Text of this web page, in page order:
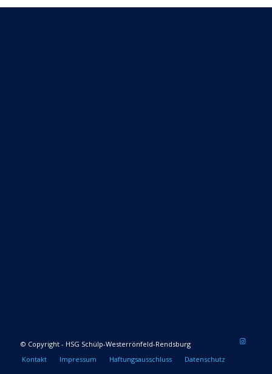
© Copyright - HSG Schülp-Westerrönfeld-Rendsburg
Kontakt
Impressum Haftungsausschluss Datenschutz